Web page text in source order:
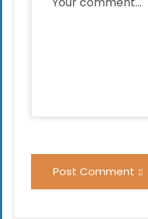
Post Comment